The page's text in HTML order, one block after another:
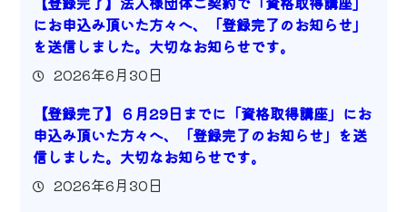
にお申込み頂いた方々へ、「登録完了のお知らせ」
を送信しました。大切なお知らせです。
2026年6月30日
【登録完了】６月29日までに「資格取得講座」にお
申込み頂いた方々へ、「登録完了のお知らせ」を送
信しました。大切なお知らせです。
2026年6月30日